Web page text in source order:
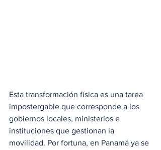
Esta transformación física es una tarea
impostergable que corresponde a los
gobiernos locales, ministerios e
instituciones que gestionan la
movilidad. Por fortuna, en Panamá ya se